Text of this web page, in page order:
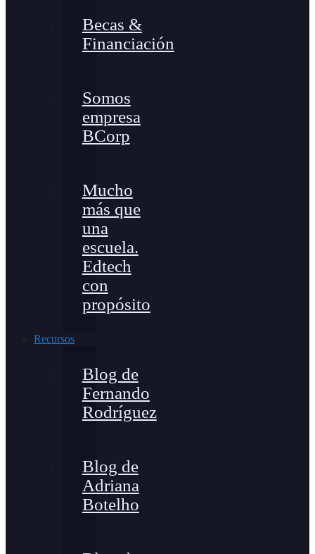
Becas &
Financiación
Somos
empresa
BCorp
Mucho
más que
una
escuela.
Edtech
con
propósito
Recursos
Blog de
Fernando
Rodríguez
Blog de
Adriana
Botelho